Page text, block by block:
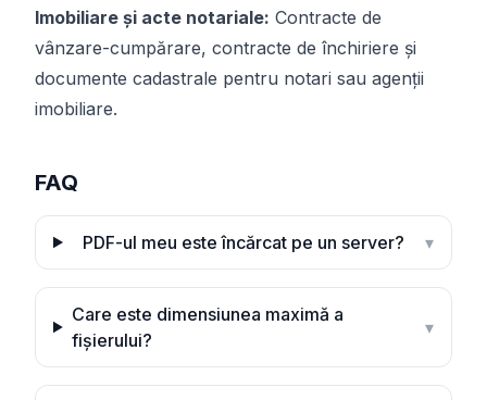
Imobiliare și acte notariale: Contracte de
vânzare-cumpărare, contracte de închiriere și
documente cadastrale pentru notari sau agenții
imobiliare.
FAQ
PDF-ul meu este încărcat pe un server? ▾
Care este dimensiunea maximă a
fișierului?
▾